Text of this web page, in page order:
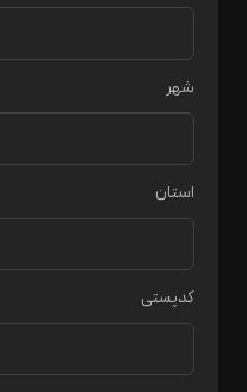
شهر
استان
کدپستی